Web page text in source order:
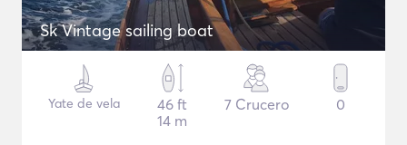
Sk Vintage sailing boat
Yate de vela
46 ft
14 m
7 Crucero 0